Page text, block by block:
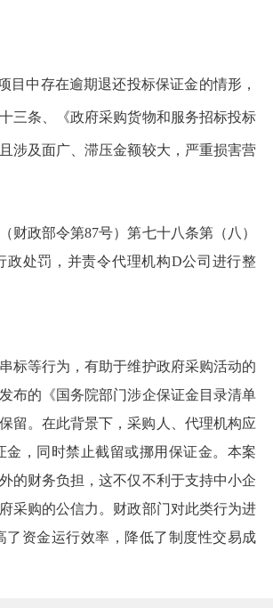
目中存在逾期退还投标保证金的情形，
三条、《政府采购货物和服务招标投标
涉及面广、滞压金额较大，严重损害营
财政部令第87号）第七十八条第（八）
政处罚，并责令代理机构D公司进行整
等行为，有助于维护政府采购活动的
布的《国务院部门涉企保证金目录清单
留。在此背景下，采购人、代理机构应
，同时禁止截留或挪用保证金。本案
的财务负担，这不仅不利于支持中小企
采购的公信力。财政部门对此类行为进
资金运行效率，降低了制度性交易成